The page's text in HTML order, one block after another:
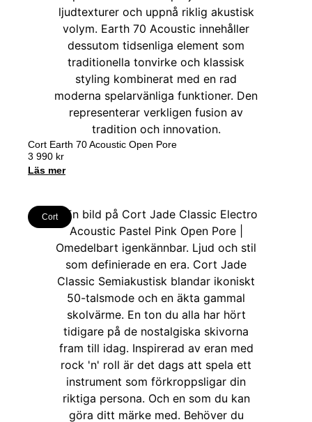
Cort Earth 70 Acoustic Open Pore
3 990 kr
Läs mer
Cort